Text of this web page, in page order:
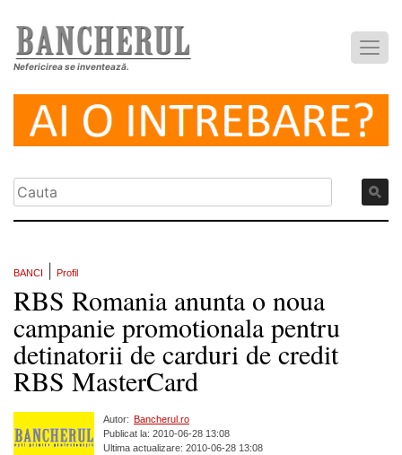
Nefericirea se inventează.
BANCI Profil
RBS Romania anunta o noua
campanie promotionala pentru
detinatorii de carduri de credit
RBS MasterCard
Autor: Bancherul.ro
Publicat la: 2010-06-28 13:08
Ultima actualizare: 2010-06-28 13:08